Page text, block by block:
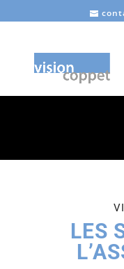
STATUTS
LES